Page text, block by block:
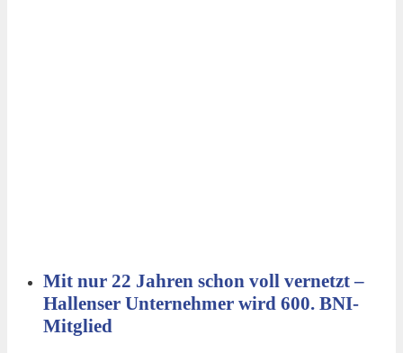
Mit nur 22 Jahren schon voll vernetzt –
Hallenser Unternehmer wird 600. BNI-
Mitglied